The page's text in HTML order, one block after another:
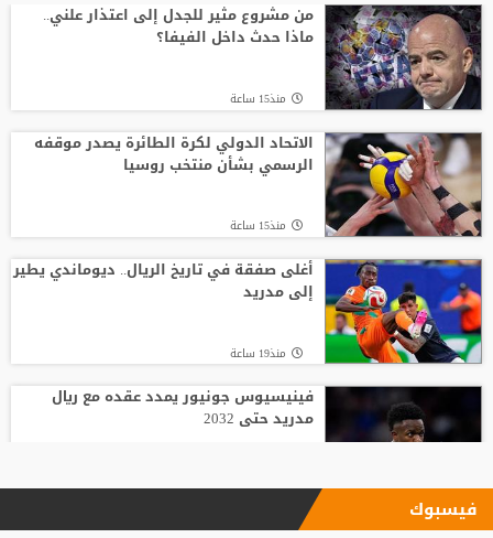
من مشروع مثير للجدل إلى اعتذار علني..
ماذا حدث داخل الفيفا؟
منذ15 ساعة
الاتحاد الدولي لكرة الطائرة يصدر موقفه
الرسمي بشأن منتخب روسيا
منذ15 ساعة
أغلى صفقة في تاريخ الريال.. ديوماندي يطير
إلى مدريد
منذ19 ساعة
فينيسيوس جونيور يمدد عقده مع ريال
مدريد حتى 2032
بعد رفض السعودية.. نادٍ فرنسي يتوصل
فيسبوك